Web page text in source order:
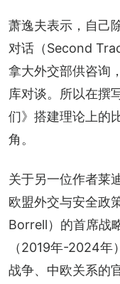
萧逸夫表示，自己
对话（Second
拿大外交部供咨询
库对谈。所以在撰
们》搭建理论上的
角。
关于另一位作者莱
欧盟外交与安全政
Borrell）的首席战
（2019年-2024年
战争、中欧关系的